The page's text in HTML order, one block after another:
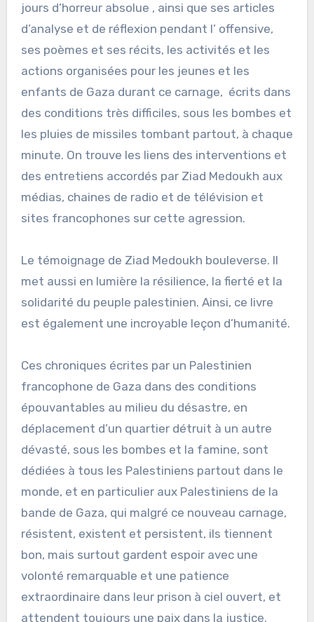
jours d’horreur absolue , ainsi que ses articles
d’analyse et de réflexion pendant l’ offensive,
ses poèmes et ses récits, les activités et les
actions organisées pour les jeunes et les
enfants de Gaza durant ce carnage, écrits dans
des conditions très difficiles, sous les bombes et
les pluies de missiles tombant partout, à chaque
minute. On trouve les liens des interventions et
des entretiens accordés par Ziad Medoukh aux
médias, chaines de radio et de télévision et
sites francophones sur cette agression.
Le témoignage de Ziad Medoukh bouleverse. Il
met aussi en lumière la résilience, la fierté et la
solidarité du peuple palestinien. Ainsi, ce livre
est également une incroyable leçon d’humanité.
Ces chroniques écrites par un Palestinien
francophone de Gaza dans des conditions
épouvantables au milieu du désastre, en
déplacement d’un quartier détruit à un autre
dévasté, sous les bombes et la famine, sont
dédiées à tous les Palestiniens partout dans le
monde, et en particulier aux Palestiniens de la
bande de Gaza, qui malgré ce nouveau carnage,
résistent, existent et persistent, ils tiennent
bon, mais surtout gardent espoir avec une
volonté remarquable et une patience
extraordinaire dans leur prison à ciel ouvert, et
attendent toujours une paix dans la justice.